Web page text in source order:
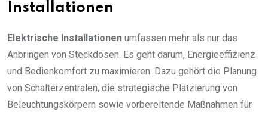
Installationen
Elektrische Installationen umfassen mehr als nur das
Anbringen von Steckdosen. Es geht darum, Energieeffizienz
und Bedienkomfort zu maximieren. Dazu gehört die Planung
von Schalterzentralen, die strategische Platzierung von
Beleuchtungskörpern sowie vorbereitende Maßnahmen für